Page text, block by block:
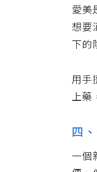
愛美
想要
下的
用手
上藥
四
一